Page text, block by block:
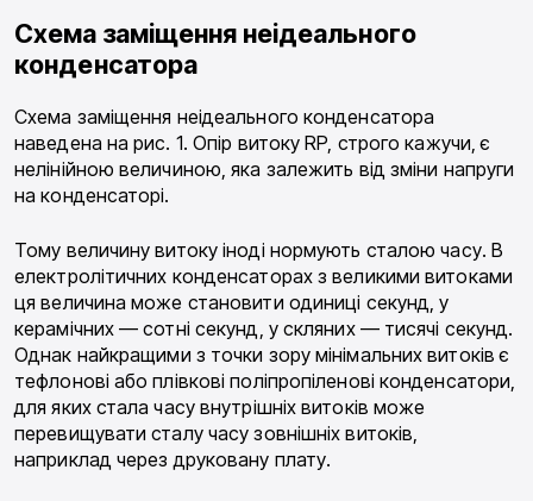
Схема заміщення неідеального
конденсатора
Схема заміщення неідеального конденсатора
наведена на рис. 1. Опір витоку RP, строго кажучи, є
нелінійною величиною, яка залежить від зміни напруги
на конденсаторі.
Тому величину витоку іноді нормують сталою часу. В
електролітичних конденсаторах з великими витоками
ця величина може становити одиниці секунд, у
керамічних — сотні секунд, у скляних — тисячі секунд.
Однак найкращими з точки зору мінімальних витоків є
тефлонові або плівкові поліпропіленові конденсатори,
для яких стала часу внутрішніх витоків може
перевищувати сталу часу зовнішніх витоків,
наприклад через друковану плату.